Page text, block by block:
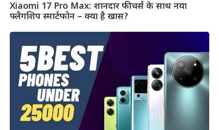
Xiaomi 17 Pro Max: शानदार फीचर्स के साथ नया
फ्लैगशिप स्मार्टफोन – क्या है खास?